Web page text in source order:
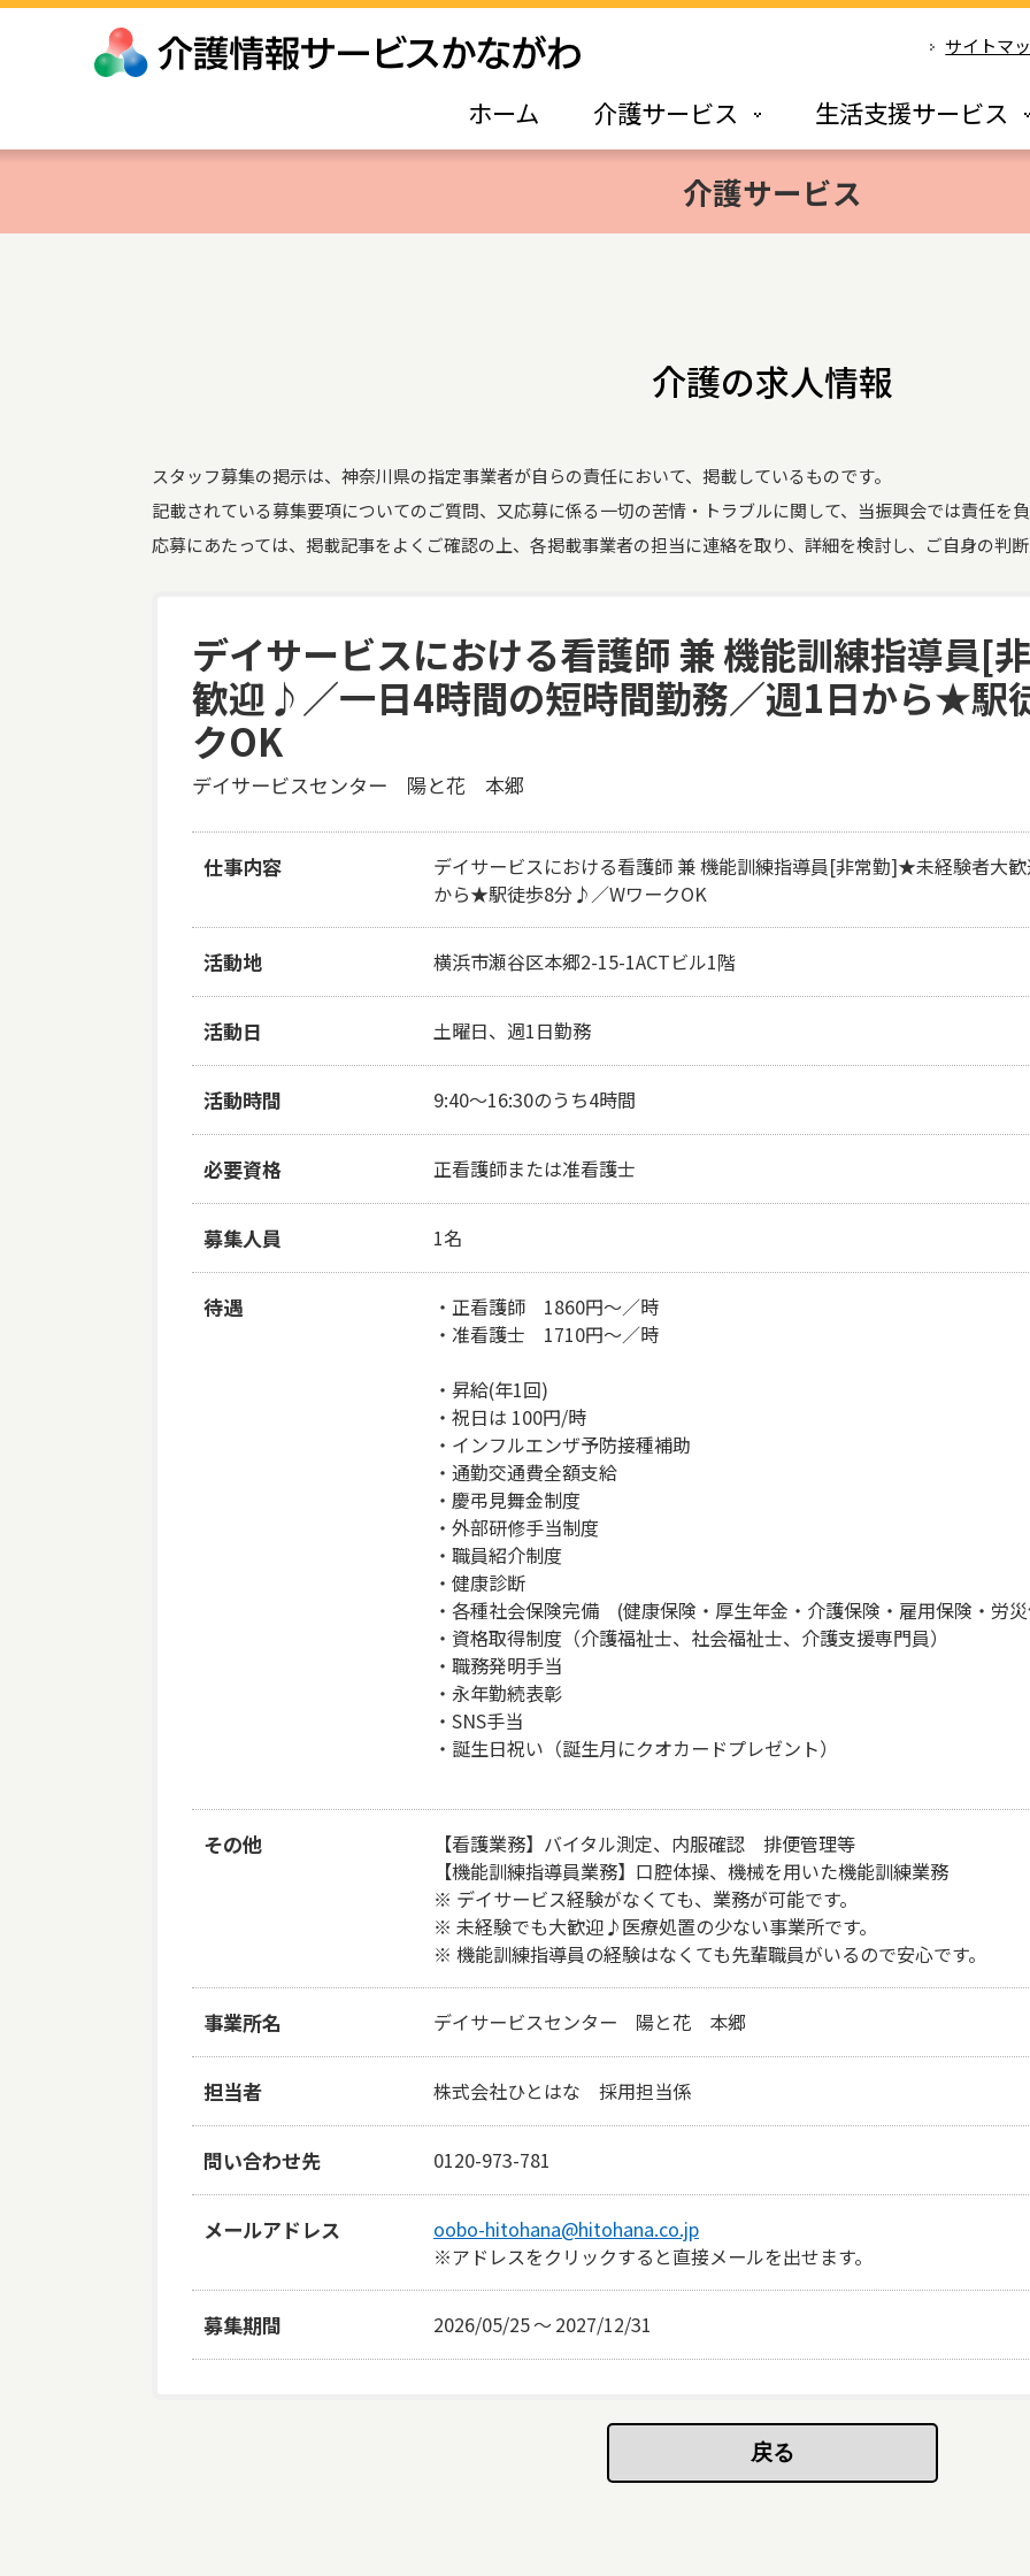
サイトマ
ホーム 介護サービス 生活支援サービス
介護サービス
介護の求人情報
スタッフ募集の掲示は、神奈川県の指定事業者が自らの責任において、掲載しているものです。
記載されている募集要項についてのご質問、又応募に係る一切の苦情・トラブルに関して、当振興会では責任を
応募にあたっては、掲載記事をよくご確認の上、各掲載事業者の担当に連絡を取り、詳細を検討し、ご自身の判
デイサービスにおける看護師 兼 機能訓練指導員[
歓迎♪／一日4時間の短時間勤務／週1日から★駅
クOK
デイサービスセンター 陽と花 本郷
仕事内容
デイサービスにおける看護師 兼 機能訓練指導員[非常勤]★未経験者大
から★駅徒歩8分♪／WワークOK
活動地 横浜市瀬谷区本郷2-15-1ACTビル1階
活動日 土曜日、週1日勤務
活動時間 9:40～16:30のうち4時間
必要資格 正看護師または准看護士
募集人員 1名
待遇
・正看護師　1860円～／時
・准看護士　1710円～／時
・昇給(年1回)
・祝日は 100円/時
・インフルエンザ予防接種補助
・通勤交通費全額支給
・慶弔見舞金制度
・外部研修手当制度
・職員紹介制度
・健康診断
・各種社会保険完備　(健康保険・厚生年金・介護保険・雇用保険・労
・資格取得制度（介護福祉士、社会福祉士、介護支援専門員）
・職務発明手当
・永年勤続表彰
・SNS手当
・誕生日祝い（誕生月にクオカードプレゼント）
その他
【看護業務】バイタル測定、内服確認　排便管理等
【機能訓練指導員業務】口腔体操、機械を用いた機能訓練業務
※ デイサービス経験がなくても、業務が可能です。
※ 未経験でも大歓迎♪医療処置の少ない事業所です。
※ 機能訓練指導員の経験はなくても先輩職員がいるので安心です。
事業所名 デイサービスセンター　陽と花　本郷
担当者 株式会社ひとはな　採用担当係
問い合わせ先 0120-973-781
メールアドレス
oobo-hitohana@hitohana.co.jp
※アドレスをクリックすると直接メールを出せます。
募集期間 2026/05/25〜2027/12/31